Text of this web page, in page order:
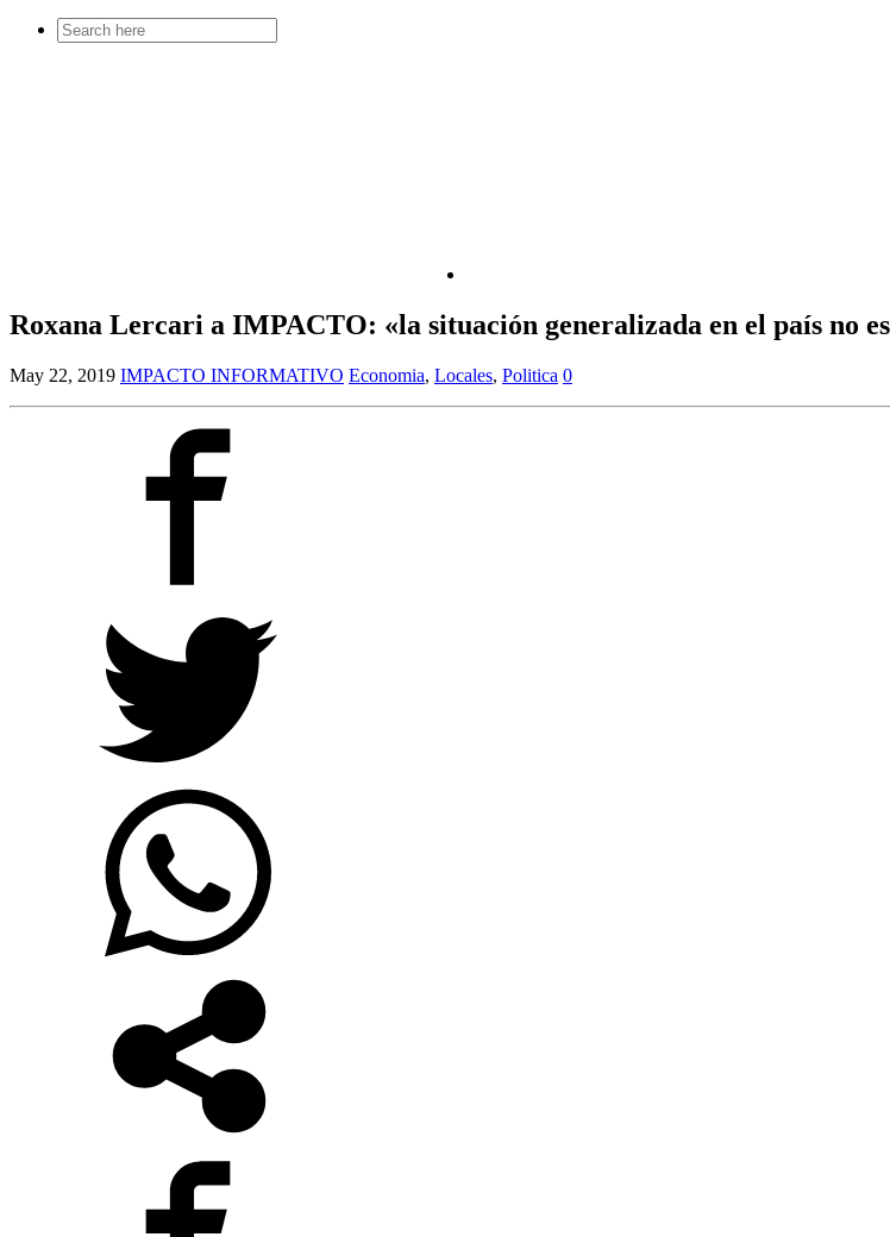
Search
for:
Roxana Lercari a IMPACTO: «la situación generalizada en el país no
May 22, 2019 IMPACTO INFORMATIVO Economia, Locales, Politica 0